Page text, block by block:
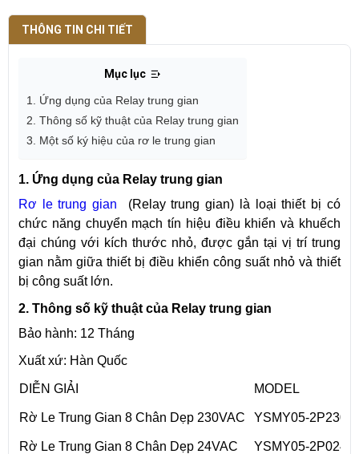
THÔNG TIN CHI TIẾT
Mục lục
1. Ứng dụng của Relay trung gian
2. Thông số kỹ thuật của Relay trung gian
3. Một số ký hiệu của rơ le trung gian
1. Ứng dụng của Relay trung gian
Rơ le trung gian (Relay trung gian) là loại thiết bị có
chức năng chuyển mạch tín hiệu điều khiển và khuếch
đại chúng với kích thước nhỏ, được gắn tại vị trí trung
gian nằm giữa thiết bị điều khiển công suất nhỏ và thiết
bị công suất lớn.
2. Thông số kỹ thuật của Relay trung gian
Bảo hành: 12 Tháng
Xuất xứ: Hàn Quốc
DIỄN GIẢI MODEL
Rờ Le Trung Gian 8 Chân Dẹp 230VAC YSMY05-2P230A
Rờ Le Trung Gian 8 Chân Dẹp 24VAC YSMY05-2P024A